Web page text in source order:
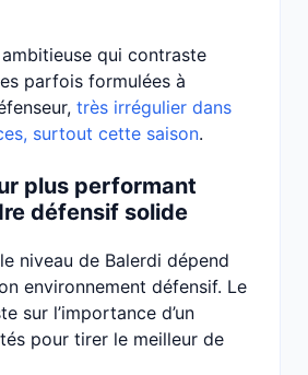
qui contraste
parfois formulées à
très irrégulier dans
surtout cette saison.
plus performant
défensif solide
niveau de Balerdi dépend
environnement défensif. Le
sur l’importance d’un
pour tirer le meilleur de